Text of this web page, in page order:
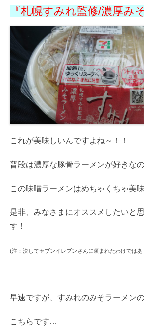
『札幌すみれ監修/濃厚み
これが美味しいんですよね～！！
普段は濃厚な豚骨ラーメンが好きなの
この味噌ラーメンはめちゃくちゃ美
是非、みなさまにオススメしたいと
す！
(注：決してセブンイレブンさんに頼まれたわけでは
早速ですが、すみれのみそラーメン
こちらです…